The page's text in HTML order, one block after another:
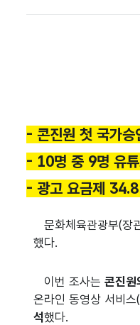
- 콘진원 첫 국가
- 10명 중 9명 유튜
- 광고 요금제
문화체육관광부(장
했다.
이번 조사는콘진
온라인 동영상 서비
석했다.